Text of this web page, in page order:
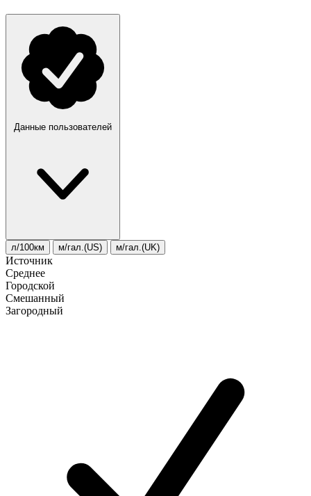
Данные пользователей
л/100км м/гал.(US) м/гал.(UK)
Источник
Среднее
Городской
Смешанный
Загородный